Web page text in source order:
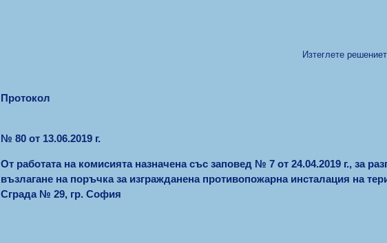
Изтеглете
Протокол
№ 80 от 13.06.2019 г.
От работата на комисията назначена със заповед № 7 от 24.04.2019 г., за
възлагане на поръчка за изгражданена противопожарна инсталация на
Сграда № 29, гр. София